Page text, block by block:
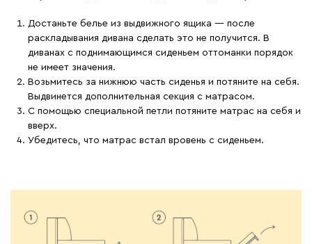
Достаньте белье из выдвижного ящика — после
раскладывания дивана сделать это не получится. В
диванах с поднимающимся сиденьем оттоманки порядок
не имеет значения.
Возьмитесь за нижнюю часть сиденья и потяните на себя.
Выдвинется дополнительная секция с матрасом.
С помощью специальной петли потяните матрас на себя и
вверх.
Убедитесь, что матрас встал вровень с сиденьем.